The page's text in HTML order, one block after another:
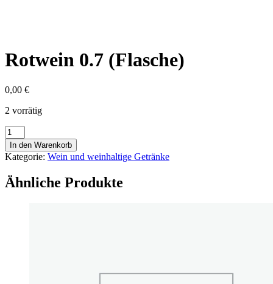
Rotwein 0.7 (Flasche)
0,00 €
2 vorrätig
Rotwein
0.7
(Flasche)
Menge
In den Warenkorb
Kategorie: Wein und weinhaltige Getränke
Ähnliche Produkte